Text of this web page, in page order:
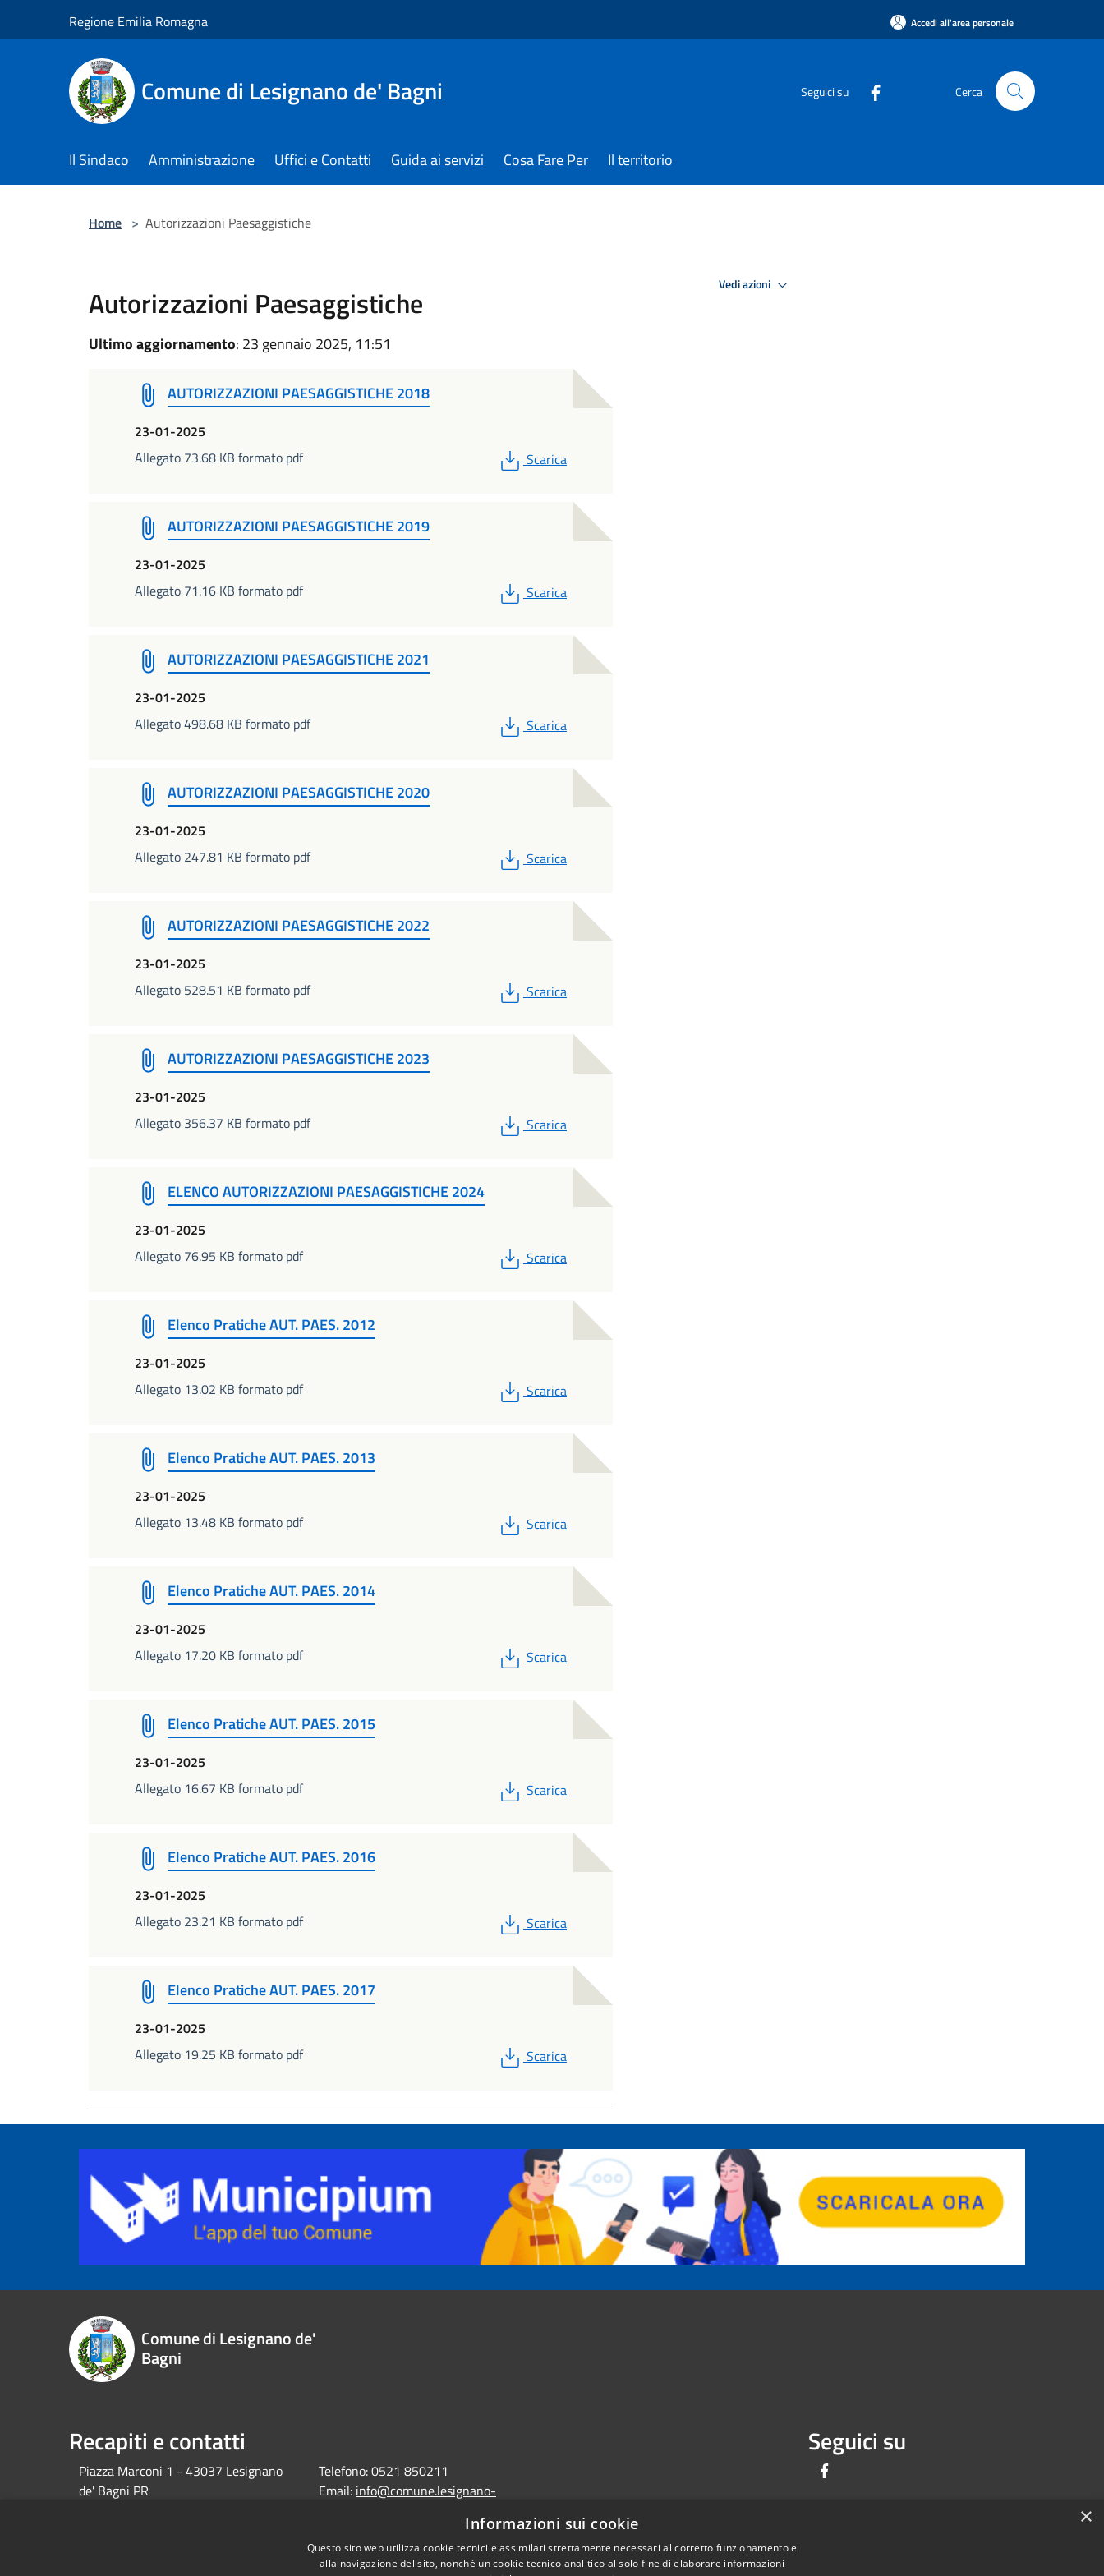
Regione Emilia Romagna Accedi all'area personale
Comune di Lesignano de' Bagni Seguici su Cerca
Il Sindaco Amministrazione Uffici e Contatti Guida ai servizi Cosa Fare Per Il territorio
Home > Autorizzazioni Paesaggistiche
Autorizzazioni Paesaggistiche
Ultimo aggiornamento: 23 gennaio 2025, 11:51
AUTORIZZAZIONI PAESAGGISTICHE 2018
23-01-2025
Allegato 73.68 KB formato pdf
PDF
Scarica
AUTORIZZAZIONI PAESAGGISTICHE 2019
23-01-2025
Allegato 71.16 KB formato pdf
PDF
Scarica
AUTORIZZAZIONI PAESAGGISTICHE 2021
23-01-2025
Allegato 498.68 KB formato pdf
PDF
Scarica
AUTORIZZAZIONI PAESAGGISTICHE 2020
23-01-2025
Allegato 247.81 KB formato pdf
PDF
Scarica
AUTORIZZAZIONI PAESAGGISTICHE 2022
23-01-2025
Allegato 528.51 KB formato pdf
PDF
Scarica
AUTORIZZAZIONI PAESAGGISTICHE 2023
23-01-2025
Allegato 356.37 KB formato pdf
PDF
Scarica
ELENCO AUTORIZZAZIONI PAESAGGISTICHE 2024
23-01-2025
Allegato 76.95 KB formato pdf
PDF
Scarica
Elenco Pratiche AUT. PAES. 2012
23-01-2025
Allegato 13.02 KB formato pdf
PDF
Scarica
Elenco Pratiche AUT. PAES. 2013
23-01-2025
Allegato 13.48 KB formato pdf
PDF
Scarica
Elenco Pratiche AUT. PAES. 2014
23-01-2025
Allegato 17.20 KB formato pdf
PDF
Scarica
Elenco Pratiche AUT. PAES. 2015
23-01-2025
Allegato 16.67 KB formato pdf
PDF
Scarica
Elenco Pratiche AUT. PAES. 2016
23-01-2025
Allegato 23.21 KB formato pdf
PDF
Scarica
Elenco Pratiche AUT. PAES. 2017
23-01-2025
Allegato 19.25 KB formato pdf
PDF
Scarica
Vedi azioni
Comune di Lesignano de'
Bagni
Recapiti e contatti
Piazza Marconi 1 - 43037 Lesignano
de' Bagni PR
Telefono:0521 850211
Email: info@comune.lesignano-
protocollo@postacert.comune.lesignano-
debagni.pr.it
Seguici su
×
Informazioni sui cookie
Questo sito web utilizza cookie tecnici e assimilati strettamente necessari al corretto funzionamento e
alla navigazione del sito, nonché un cookie tecnico analitico al solo fine di elaborare informazioni